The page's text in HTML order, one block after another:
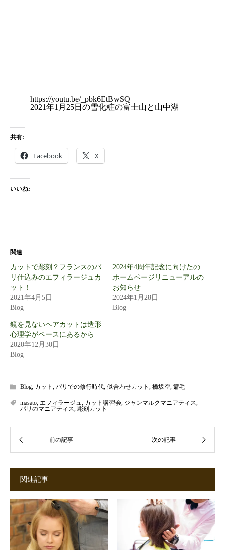
https://youtu.be/_pbk6EtBwSQ
2021年1月25日の雪化粧の富士山と山中湖
共有:
Facebook X
いいね:
関連
カットで彫刻？フランスのパ
リ仕込みのエフィラージュカ
ット！
2021年4月5日
Blog
2024年4周年記念に向けたの
ホームページリニューアルの
お知らせ
2024年1月28日
Blog
鏡を見ないヘアカットは造形
心理学がベースにあるから
2020年12月30日
Blog
Blog, カット , パリでの修行時代, 似合わせカット , 橋坂空, 癖毛
masato, エフィラージュ, カット講習会, ジャンマルクマニアティス,
パリのマニアティス, 彫刻カット
関連記事